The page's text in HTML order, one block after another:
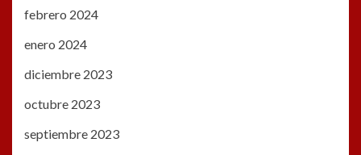
febrero 2024
enero 2024
diciembre 2023
octubre 2023
septiembre 2023